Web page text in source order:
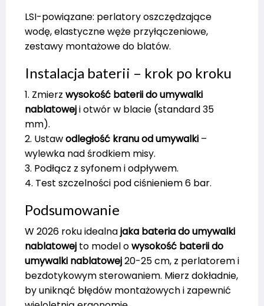
LSI-powiązane: perlatory oszczędzające
wodę, elastyczne węże przyłączeniowe,
zestawy montażowe do blatów.
Instalacja baterii – krok po kroku
1. Zmierz wysokość baterii do umywalki
nablatoweji otwór w blacie (standard 35
mm).
2. Ustawodległość kranu od umywalki –
wylewka nad środkiem misy.
3. Podłącz z syfonem i odpływem.
4. Test szczelności pod ciśnieniem 6 bar.
Podsumowanie
W 2026 roku idealnajaka bateria do umywalki
nablatowej to model owysokość baterii do
umywalki nablatowej20-25 cm, z perlatorem i
bezdotykowym sterowaniem. Mierz dokładnie,
by uniknąć błędów montażowych i zapewnić